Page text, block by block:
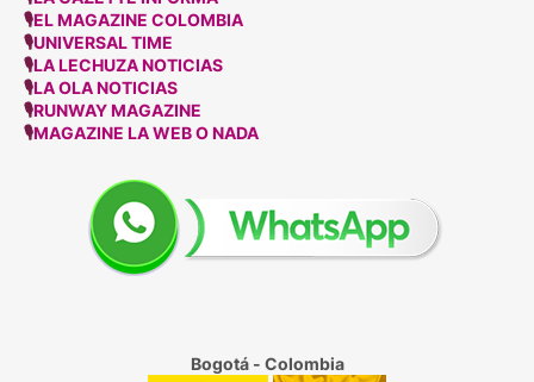
🎙EL MAGAZINE COLOMBIA
🎙UNIVERSAL TIME
🎙LA LECHUZA NOTICIAS
🎙LA OLA NOTICIAS
🎙RUNWAY MAGAZINE
🎙MAGAZINE LA WEB O NADA
Bogotá - Colombia